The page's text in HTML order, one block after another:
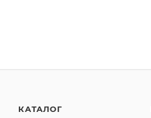
КАТАЛОГ